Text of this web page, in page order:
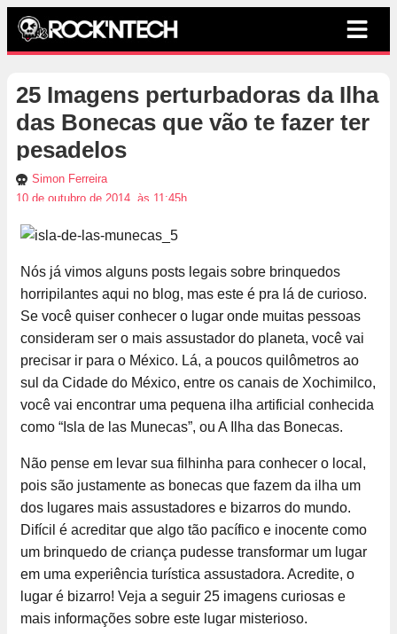
25 Imagens perturbadoras da Ilha
das Bonecas que vão te fazer ter
pesadelos
Simon Ferreira
10 de outubro de 2014, às 11:45h
Nós já vimos alguns posts legais sobre brinquedos
horripilantes aqui no blog, mas este é pra lá de curioso.
Se você quiser conhecer o lugar onde muitas pessoas
consideram ser o mais assustador do planeta, você vai
precisar ir para o México. Lá, a poucos quilômetros ao
sul da Cidade do México, entre os canais de Xochimilco,
você vai encontrar uma pequena ilha artificial conhecida
como “Isla de las Munecas”, ou A Ilha das Bonecas.
Não pense em levar sua filhinha para conhecer o local,
pois são justamente as bonecas que fazem da ilha um
dos lugares mais assustadores e bizarros do mundo.
Difícil é acreditar que algo tão pacífico e inocente como
um brinquedo de criança pudesse transformar um lugar
em uma experiência turística assustadora. Acredite, o
lugar é bizarro! Veja a seguir 25 imagens curiosas e
mais informações sobre este lugar misterioso.